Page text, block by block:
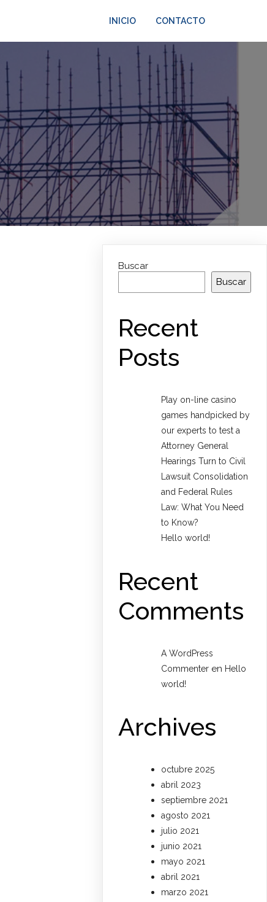
INICIO CONTACTO
Buscar
Buscar
Recent
Posts
Play on-line casino
games handpicked by
our experts to test a
Attorney General
Hearings Turn to Civil
Lawsuit Consolidation
and Federal Rules
Law: What You Need
to Know?
Hello world!
Recent
Comments
A WordPress
Commenter en Hello
world!
Archives
octubre 2025
abril 2023
septiembre 2021
agosto 2021
julio 2021
junio 2021
mayo 2021
abril 2021
marzo 2021